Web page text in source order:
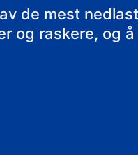
de mest
og raskere, og